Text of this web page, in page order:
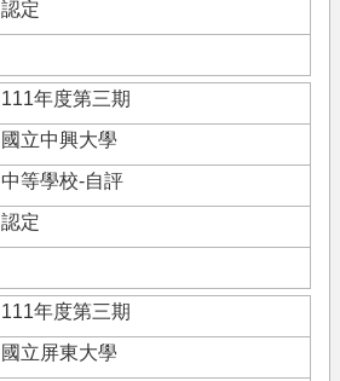
認定
111年度第三期
國立中興大學
中等學校-自評
認定
111年度第三期
國立屏東大學